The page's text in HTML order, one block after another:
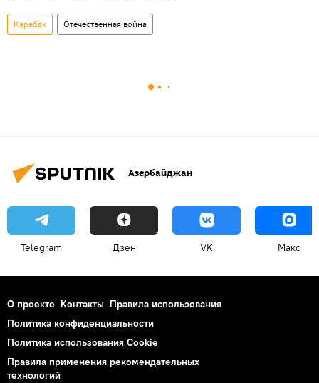
Карабах Отечественная война
Азербайджан
Telegram Дзен VK Макс
О проекте Контакты Правила использования
Политика конфиденциальности
Политика использования Cookie
Правила применения рекомендательных
технологий